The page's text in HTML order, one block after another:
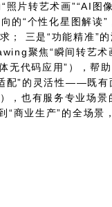
片转艺术画”“AI图
的“个性化星图解读”
； 三是“功能精准”的
聚焦“瞬间转艺术
无代码应用”），帮助
配”的灵活性——既有
，也有服务专业场景
“商业生产”的全场景